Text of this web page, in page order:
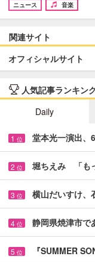
ニュース
音楽
関連サイト
オフィシャルサイト
人気記事ランキン
Daily
1 位 堂本光一演出、
2 位 堀ちえみ 「も
3 位 横山だいすけ
4 位 静岡県焼津市
5 位 『SUMMER